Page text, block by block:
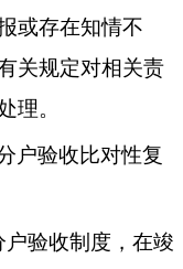
或存在知情不
关规定对相关责
理。
户验收比对性复
验收制度，在竣